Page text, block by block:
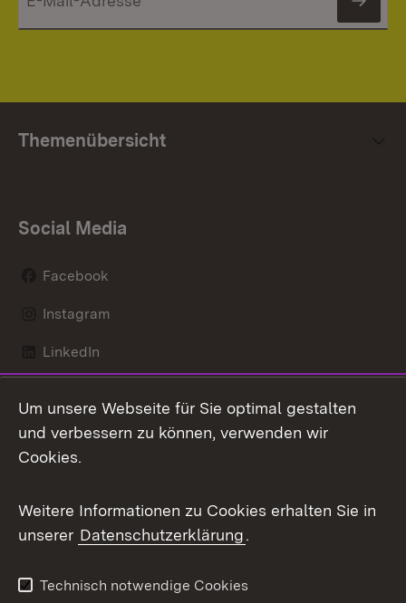
Themenübersicht
Social Media
Facebook
Instagram
LinkedIn
X / Twitter
Youtube
Kontakt
Datenschutz
Barrierefreiheit
Um unsere Webseite für Sie optimal gestalten
und verbessern zu können, verwenden wir
Cookies.
Weitere Informationen zu Cookies erhalten Sie in
unserer Datenschutzerklärung.
Technisch notwendige Cookies